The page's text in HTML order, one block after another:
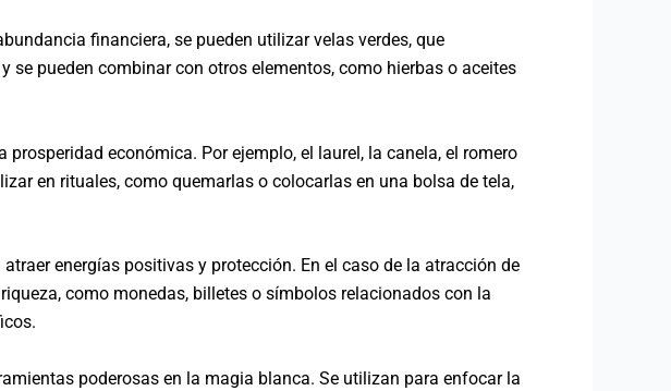
financiera, se pueden utilizar velas verdes, que
se pueden combinar con otros elementos, como hierbas o aceites
económica. Por ejemplo, el laurel, la canela, el romero
en rituales, como quemarlas o colocarlas en una bolsa de tela,
energías positivas y protección. En el caso de la atracción de
como monedas, billetes o símbolos relacionados con la
poderosas en la magia blanca. Se utilizan para enfocar la